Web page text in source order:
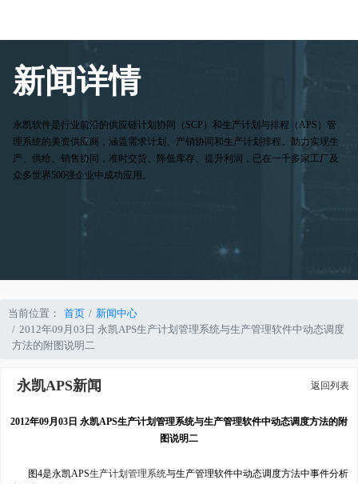
新闻详情
永凯软件是行业前沿的供应链计划协同（SCP）和生产计划与排程（APS）管
理系统的美资供应商，涵盖需求计划、产销协同和生产计划排程。助力实现生
产、供给、销售协同，准时交货、降低库存、提升利润，已在一千多家工厂及
众多世界500强企业中成功应用。
当前位置： 首页
新闻中心
2012年09月03日 永凯APS生产计划管理系统与生产管理软件中动态调度
方法的附图说明二
永凯APS新闻 返回列表
2012年09月03日 永凯APS生产计划管理系统与生产管理软件中动态调度方法的附
图说明二
图4是永凯APS生产计划管理系统与生产管理软件中动态调度方法中事件分析